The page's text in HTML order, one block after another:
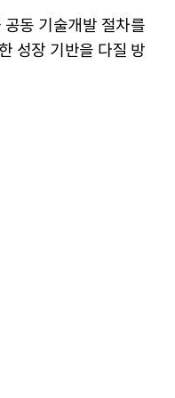
동 기술개발 절차를
성장 기반을 다질 방